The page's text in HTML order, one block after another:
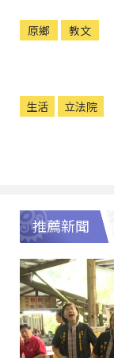
原鄉 教文
生活 立法院
推薦新聞